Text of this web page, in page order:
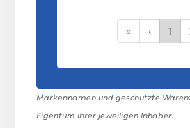
« ‹ 1
Markennamen und geschützte
Eigentum ihrer jeweiligen Inhaber.